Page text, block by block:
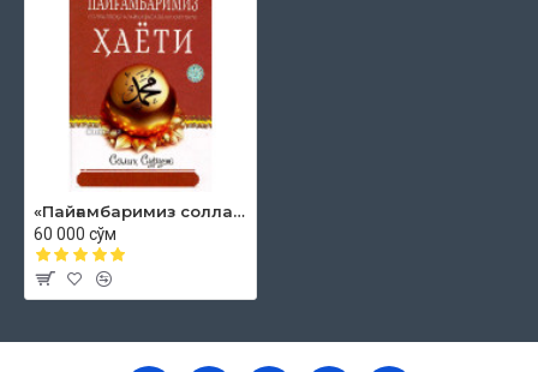
«Пайғамбаримиз соллаллоҳу алайҳи васаллам ҳаёти»
60 000 сўм